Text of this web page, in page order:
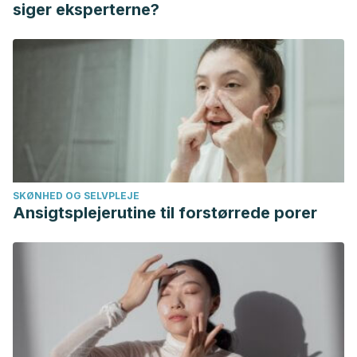
Pratama, K. W., Mustapha, A., & Idrus, S. Z. S. (2020, April).
Tricet Method to Increase the Hypertrophy Muscle.
Journal of Physics: Conference Series
(Vol. 1529, No. 3, p.
Wilson, J. M., Marin, P. J., Rhea, M. R., Wilson, S. M.,
Loenneke, J. P., & Anderson, J. C. (2012). Concurrent
training: a meta-analysis examining interference of aerobic
and resistance exercises.Journal of strength and
conditioning research
https://doi.org/10.1519/JSC.0b013e31823a3e2d
siger eksperterne?
SKØNHED OG SELVPLEJE
Ansigtsplejerutine til forstørrede porer